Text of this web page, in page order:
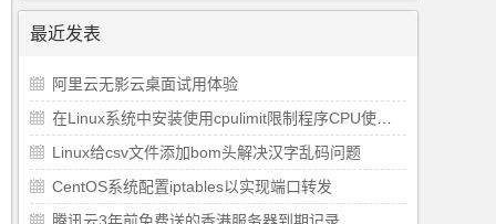
最近发表
阿里云无影云桌面试用体验
Linux给csv文件添加bom头解决汉字乱码问题
CentOS系统配置iptables以实现端口转发